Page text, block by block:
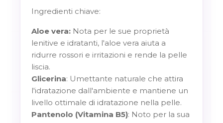
Ingredienti chiave:
Aloe vera: Nota per le sue proprietà
lenitive e idratanti, l'aloe vera aiuta a
ridurre rossori e irritazioni e rende la pelle
liscia.
Glicerina: Umettante naturale che attira
l'idratazione dall'ambiente e mantiene un
livello ottimale di idratazione nella pelle.
Pantenolo (Vitamina B5): Noto per la sua